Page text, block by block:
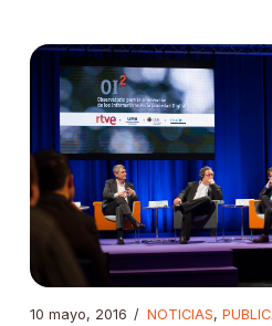
10 mayo, 2016 / NOTICIAS,